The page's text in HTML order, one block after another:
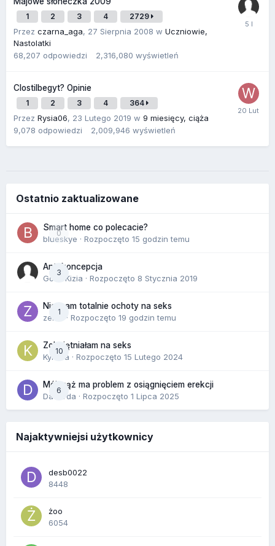
1 2 3 4 2729
Przez czarna_aga, 27 Sierpnia 2008 w Uczniowie,
Nastolatki
68,207 odpowiedzi 2,316,080 wyświetleń
Clostilbegyt? Opinie
1 2 3 4 364
Przez Rysia06, 23 Lutego 2019 w 9 miesięcy, ciąża
9,078 odpowiedzi 2,009,946 wyświetleń
Ostatnio zaktualizowane
0
Smart home co polecacie?
blueskye · Rozpoczęto 15 godzin temu
3
Antykoncepcja
Gość Kizia · Rozpoczęto 8 Stycznia 2019
1
Nie mam totalnie ochoty na seks
zenla
· Rozpoczęto 19 godzin temu
10
Zobojętniałam na seks
Kynara · Rozpoczęto 15 Lutego 2024
6
Mój mąż ma problem z osiągnięciem erekcji
Dafiorda · Rozpoczęto 1 Lipca 2025
Najaktywniejsi użytkownicy
desb0022
8448
żoo
6054